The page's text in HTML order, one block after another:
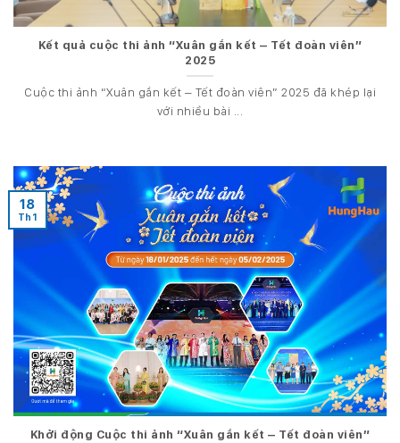
Kết quả cuộc thi ảnh “Xuân gắn kết – Tết đoàn viên”
2025
Cuộc thi ảnh “Xuân gắn kết – Tết đoàn viên” 2025 đã khép lại
với nhiều bài ...
Khởi động Cuộc thi ảnh “Xuân gắn kết – Tết đoàn viên”
18
Th1